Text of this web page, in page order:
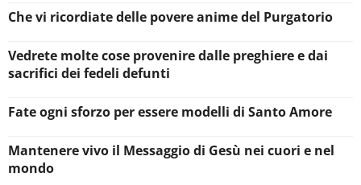
Che vi ricordiate delle povere anime del Purgatorio
Vedrete molte cose provenire dalle preghiere e dai
sacrifici dei fedeli defunti
Fate ogni sforzo per essere modelli di Santo Amore
Mantenere vivo il Messaggio di Gesù nei cuori e nel
mondo